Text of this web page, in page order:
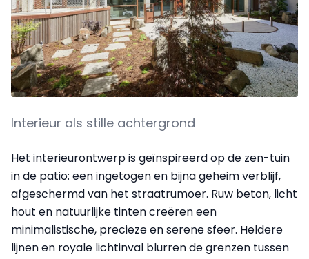
Interieur als stille achtergrond
Het interieurontwerp is geïnspireerd op de zen-tuin
in de patio: een ingetogen en bijna geheim verblijf,
afgeschermd van het straatrumoer. Ruw beton, licht
hout en natuurlijke tinten creëren een
minimalistische, precieze en serene sfeer. Heldere
lijnen en royale lichtinval blurren de grenzen tussen